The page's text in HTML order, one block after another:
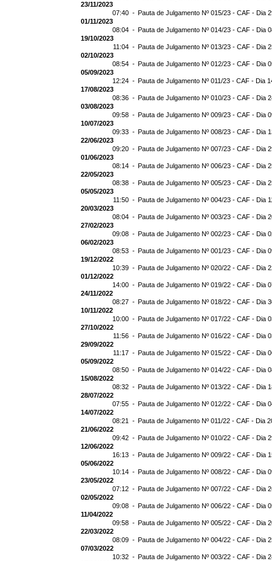
23/11/2023
07:40 - Pauta de Julgamento Nº 015/23 - CAF - Dia
01/11/2023
08:04 - Pauta de Julgamento Nº 014/23 - CAF - Dia
19/10/2023
11:04 - Pauta de Julgamento Nº 013/23 - CAF - Dia
02/10/2023
08:54 - Pauta de Julgamento Nº 012/23 - CAF - Dia
05/09/2023
12:24 - Pauta de Julgamento Nº 011/23 - CAF - Dia
17/08/2023
08:36 - Pauta de Julgamento Nº 010/23 - CAF - Dia
03/08/2023
09:58 - Pauta de Julgamento Nº 009/23 - CAF - Dia
10/07/2023
09:33 - Pauta de Julgamento Nº 008/23 - CAF - Dia
22/06/2023
09:20 - Pauta de Julgamento Nº 007/23 - CAF - Dia
01/06/2023
08:14 - Pauta de Julgamento Nº 006/23 - CAF - Dia
22/05/2023
08:38 - Pauta de Julgamento Nº 005/23 - CAF - Dia
05/05/2023
11:50 - Pauta de Julgamento Nº 004/23 - CAF - Dia
20/03/2023
08:04 - Pauta de Julgamento Nº 003/23 - CAF - Dia
27/02/2023
09:08 - Pauta de Julgamento Nº 002/23 - CAF - Dia
06/02/2023
08:53 - Pauta de Julgamento Nº 001/23 - CAF - Dia
19/12/2022
10:39 - Pauta de Julgamento Nº 020/22 - CAF - Dia
01/12/2022
14:00 - Pauta de Julgamento Nº 019/22 - CAF - Dia
24/11/2022
08:27 - Pauta de Julgamento Nº 018/22 - CAF - Dia
10/11/2022
10:00 - Pauta de Julgamento Nº 017/22 - CAF - Dia
27/10/2022
11:56 - Pauta de Julgamento Nº 016/22 - CAF - Dia
29/09/2022
11:17 - Pauta de Julgamento Nº 015/22 - CAF - Dia
05/09/2022
08:50 - Pauta de Julgamento Nº 014/22 - CAF - Dia
15/08/2022
08:32 - Pauta de Julgamento Nº 013/22 - CAF - Dia
28/07/2022
07:55 - Pauta de Julgamento Nº 012/22 - CAF - Dia
14/07/2022
08:21 - Pauta de Julgamento Nº 011/22 - CAF - Dia
21/06/2022
09:42 - Pauta de Julgamento Nº 010/22 - CAF - Dia
12/06/2022
16:13 - Pauta de Julgamento Nº 009/22 - CAF - Dia
05/06/2022
10:14 - Pauta de Julgamento Nº 008/22 - CAF - Dia
23/05/2022
07:12 - Pauta de Julgamento Nº 007/22 - CAF - Dia
02/05/2022
09:08 - Pauta de Julgamento Nº 006/22 - CAF - Dia
11/04/2022
09:58 - Pauta de Julgamento Nº 005/22 - CAF - Dia
22/03/2022
08:09 - Pauta de Julgamento Nº 004/22 - CAF - Dia
07/03/2022
10:32 - Pauta de Julgamento Nº 003/22 - CAF - Dia